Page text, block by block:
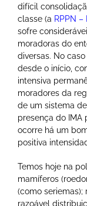
difícil
classe (a RPPN
sofre
moradoras do
diversas. No
desde o início,
intensiva
moradores da
de um sistema
presença do IMA
ocorre há um
positiva
Temos hoje na
mamíferos
(como seriemas);
razoável